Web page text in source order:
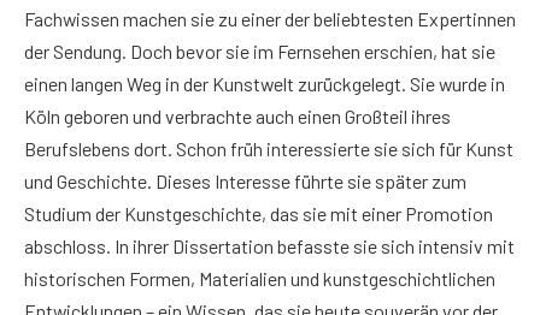
Fachwissen machen sie zu einer der beliebtesten Expertinnen
der Sendung. Doch bevor sie im Fernsehen erschien, hat sie
einen langen Weg in der Kunstwelt zurückgelegt. Sie wurde in
Köln geboren und verbrachte auch einen Großteil ihres
Berufslebens dort. Schon früh interessierte sie sich für Kunst
und Geschichte. Dieses Interesse führte sie später zum
Studium der Kunstgeschichte, das sie mit einer Promotion
abschloss. In ihrer Dissertation befasste sie sich intensiv mit
historischen Formen, Materialien und kunstgeschichtlichen